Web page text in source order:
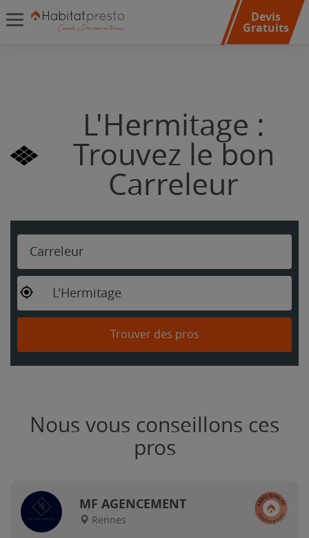
Devis
Gratuits
L'Hermitage :
Trouvez le bon
Carreleur
Carreleur
L'Hermitage
Trouver des pros
Nous vous conseillons ces
pros
MF AGENCEMENT
Rennes